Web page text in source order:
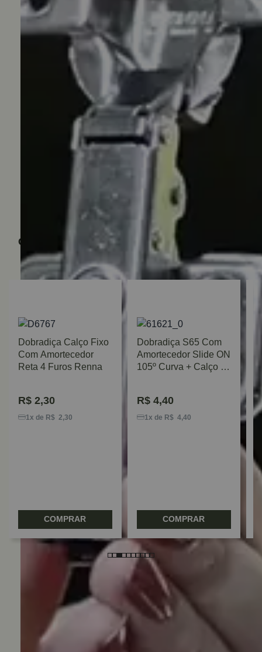
Quem viu, viu também
Dobradiça Calço Fixo
Com Amortecedor
Reta 4 Furos Renna
R$ 2,30
1x de R$ 2,30
COMPRAR
Dobradiça S65 Com
Amortecedor Slide ON
105º Curva + Calço 4
R$ 4,40
1x de R$ 4,40
COMPRAR